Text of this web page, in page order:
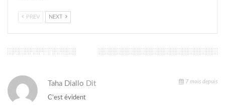
PREV NEXT
2 commentaires
Taha Diallo Dit 7 mois depuis
C’est évident